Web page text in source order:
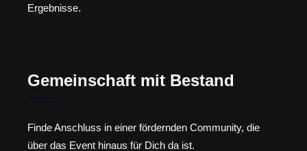
Ergebnisse.
Gemeinschaft mit Bestand
Finde Anschluss in einer fördernden Community, die
über das Event hinaus für Dich da ist.